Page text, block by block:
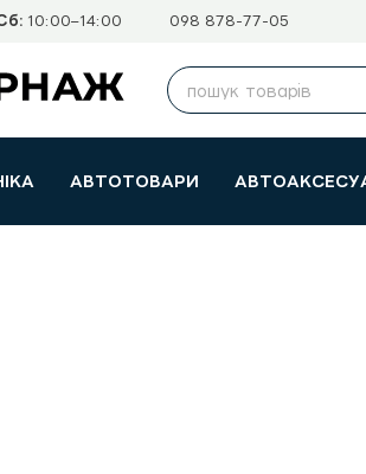
10:00–14:00 098 878-77-05
АВТОТОВАРИ